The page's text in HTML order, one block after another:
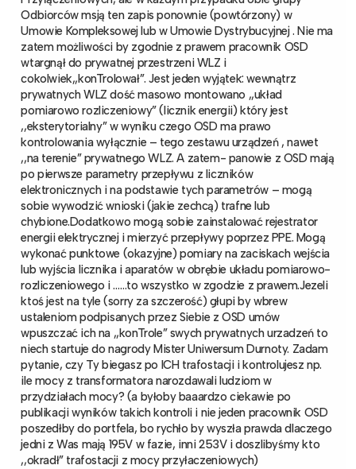
Odbiorców msją ten zapis ponownie (powtórzony) w
Umowie Kompleksowej lub w Umowie Dystrybucyjnej . Nie ma
zatem możliwości by zgodnie z prawem pracownik OSD
wtargnął do prywatnej przestrzeni WLZ i
cokolwiek,,konTrolował”. Jest jeden wyjątek: wewnątrz
prywatnych WLZ dość masowo montowano ,,układ
pomiarowo rozliczeniowy” (licznik energii) który jest
,,eksterytorialny” w wyniku czego OSD ma prawo
kontrolowania wyłącznie – tego zestawu urządzeń , nawet
,,na terenie” prywatnego WLZ. A zatem- panowie z OSD mają
po pierwsze parametry przepływu z liczników
elektronicznych i na podstawie tych parametrów – mogą
sobie wywodzić wnioski (jakie zechcą) trafne lub
chybione.Dodatkowo mogą sobie zainstalować rejestrator
energii elektrycznej i mierzyć przepływy poprzez PPE. Mogą
wykonać punktowe (okazyjne) pomiary na zaciskach wejścia
lub wyjścia licznika i aparatów w obrębie układu pomiarowo-
rozliczeniowego i ……to wszystko w zgodzie z prawem.Jezeli
ktoś jest na tyle (sorry za szczerość) głupi by wbrew
ustaleniom podpisanych przez Siebie z OSD umów
wpuszczać ich na ,,konTrole” swych prywatnych urzadzeń to
niech startuje do nagrody Mister Uniwersum Durnoty. Zadam
pytanie, czy Ty biegasz po ICH trafostacji i kontrolujesz np.
ile mocy z transformatora narozdawali ludziom w
przydziałach mocy? (a byłoby baaardzo ciekawie po
publikacji wyników takich kontroli i nie jeden pracownik OSD
poszedłby do portfela, bo rychło by wyszła prawda dlaczego
jedni z Was mają 195V w fazie, inni 253V i doszlibyśmy kto
,,okradł” trafostacji z mocy przyłaczeniowych)